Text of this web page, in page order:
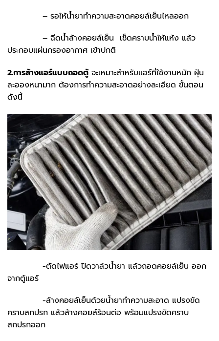
– รอให้น้ำยาทำความสะอาดคอยล์เย็นไหลออก
– ฉีดน้ำล้างคอยล์เย็น เช็ดคราบน้ำให้แห้ง แล้ว
ประกอบแผ่นกรองอากาศ เข้าปกติ
2.การล้างแอร์แบบถอดตู้ จะเหมาะสำหรับแอร์ที่ใช้งานหนัก ฝุ่น
ละอองหนามาก ต้องการทำความสะอาดอย่างละเอียด ขั้นตอน
ดังนี้
-ตัดไฟแอร์ ปิดวาล์วน้ำยา แล้วถอดคอยล์เย็น ออก
จากตู้แอร์
-ล้างคอยล์เย็นด้วยน้ำยาทำความสะอาด แปรงขัด
คราบสกปรก แล้วล้างคอยล์ร้อนต่อ พร้อมแปรงขัดคราบ
สกปรกออก